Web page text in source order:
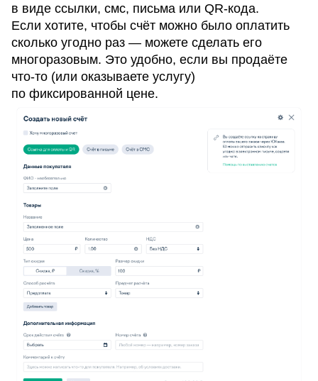
в виде ссылки, смс, письма или QR-кода.
Если хотите, чтобы счёт можно было оплатить
сколько угодно раз — можете сделать его
многоразовым. Это удобно, если вы продаёте
что-то (или оказываете услугу)
по фиксированной цене.